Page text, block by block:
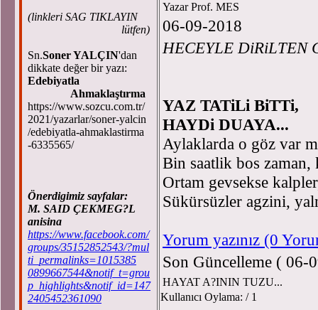
(linkleri SAG TIKLAYIN
lütfen)
Sn.Soner YALÇIN'dan
dikkate değer bir yazı:
Edebiyatla
Ahmaklaştırma
https://www.sozcu.com.tr/
2021/yazarlar/soner-yalcin
/edebiyatla-ahmaklastirma
-6335565/
Önerdigimiz sayfalar:
M. SAID ÇEKMEG?L
anisina
https://www.facebook.com/
groups/35152852543/?mul
ti_permalinks=1015385
0899667544&notif_t=grou
p_highlights&notif_id=147
2405452361090
Yazar Prof. MES
06-09-2018
HECEYLE DiRiLTEN
YAZ TATiLi BiTTi,
HAYDi DUAYA...
Aylaklarda o göz var
Bin saatlik bos
Ortam gevsekse
Sükürsüzler agzini,
Yorum yazınız (0
Son Güncelleme ( 06-
HAYAT A?ININ TUZU...
Kullanıcı Oylama: / 1